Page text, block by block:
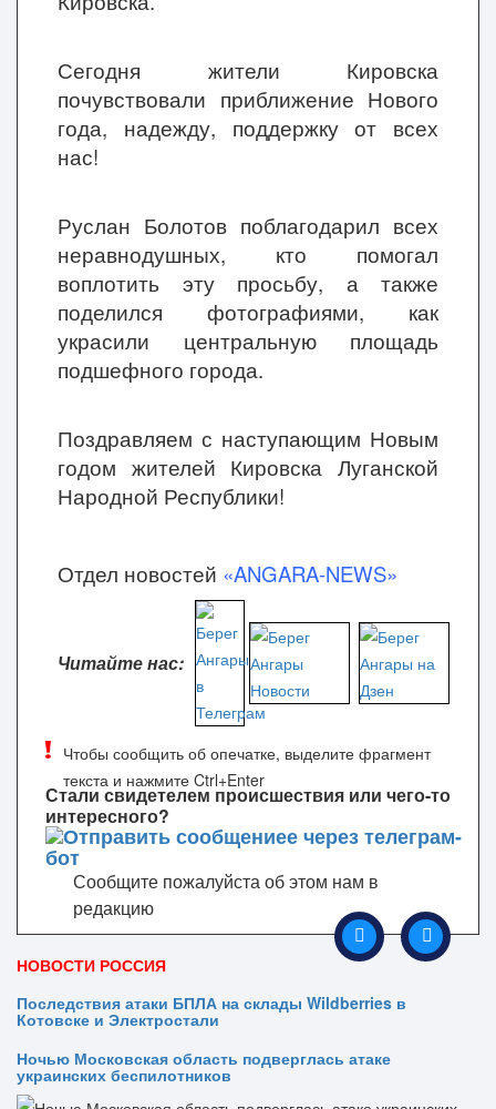
Сегодня жители Кировска
почувствовали приближение Нового
года, надежду, поддержку от всех
нас!
Руслан Болотов поблагодарил всех
неравнодушных, кто помогал
воплотить эту просьбу, а также
поделился фотографиями, как
украсили центральную площадь
подшефного города.
Поздравляем с наступающим Новым
годом жителей Кировска Луганской
Народной Республики!
Отдел новостей «ANGARA-NEWS»
Читайте нас:
Стали свидетелем происшествия или чего-то
интересного?
Сообщите пожалуйста об этом нам в
редакцию
Чтобы сообщить об опечатке, выделите фрагмент
текста и нажмите Ctrl+Enter
НОВОСТИ РОССИЯ
Последствия атаки БПЛА на склады Wildberries в
Котовске и Электростали
Ночью Московская область подверглась атаке
украинских беспилотников